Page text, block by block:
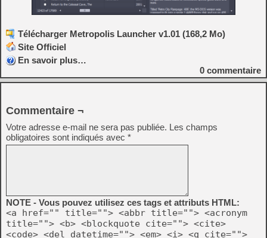
Télécharger Metropolis Launcher v1.01 (168,2 Mo)
Site Officiel
En savoir plus…
0 commentaire
Commentaire ¬
Votre adresse e-mail ne sera pas publiée. Les champs
obligatoires sont indiqués avec *
NOTE - Vous pouvez utilisez ces tags et attributs HTML:
<a href="" title=""> <abbr title=""> <acronym
title=""> <b> <blockquote cite=""> <cite>
<code> <del datetime=""> <em> <i> <q cite="">